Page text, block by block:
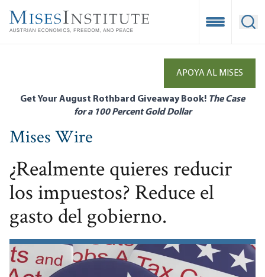
main
Open
APOYA AL MISES
Get Your August Rothbard Giveaway Book! The Case
for a 100 Percent Gold Dollar
Mises Wire
¿Realmente quieres reducir
los impuestos? Reduce el
gasto del gobierno.